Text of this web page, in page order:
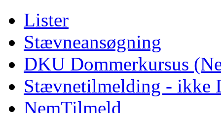
Lister
Stævneansøgning
DKU Dommerkursus
Stævnetilmelding - ikke
NemTilmeld